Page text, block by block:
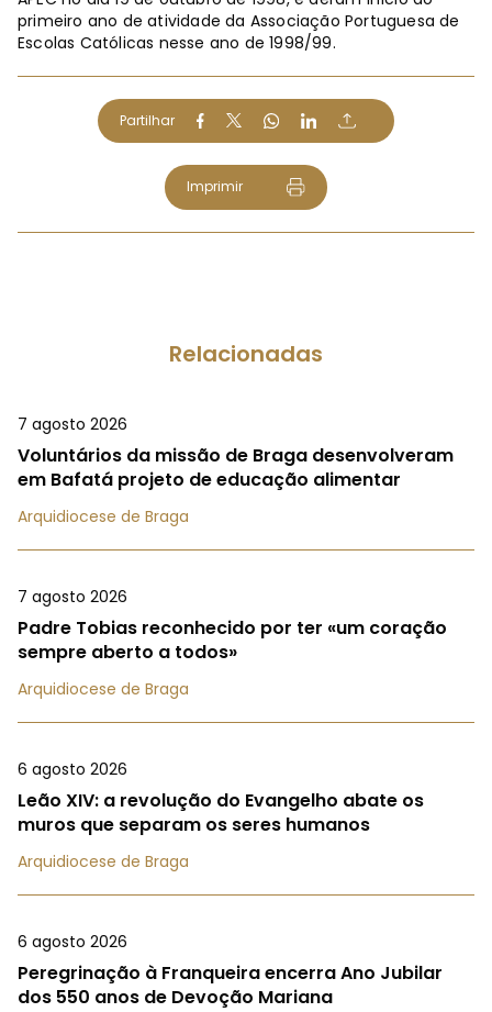
primeiro ano de atividade da Associação Portuguesa de
Escolas Católicas nesse ano de 1998/99.
Partilhar
Imprimir
Relacionadas
7 agosto 2026
Voluntários da missão de Braga desenvolveram
em Bafatá projeto de educação alimentar
Arquidiocese de Braga
7 agosto 2026
Padre Tobias reconhecido por ter «um coração
sempre aberto a todos»
Arquidiocese de Braga
6 agosto 2026
Leão XIV: a revolução do Evangelho abate os
muros que separam os seres humanos
Arquidiocese de Braga
6 agosto 2026
Peregrinação à Franqueira encerra Ano Jubilar
dos 550 anos de Devoção Mariana